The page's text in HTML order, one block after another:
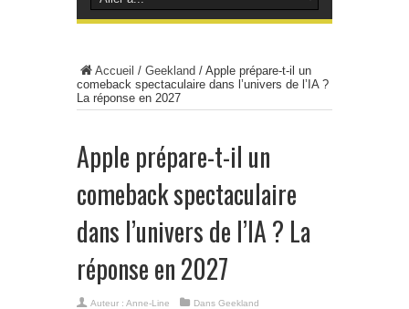
Accueil / Geekland / Apple prépare-t-il un
comeback spectaculaire dans l’univers de l’IA ?
La réponse en 2027
Apple prépare-t-il un
comeback spectaculaire
dans l’univers de l’IA ? La
réponse en 2027
Auteur : Anne-Line Dans Geekland